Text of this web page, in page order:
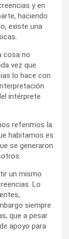
y en
haciendo
existe una
cosa no
vez que
lo hace con
intérprete
referimos la
habitamos es
se generaron
un mismo
Lo
siempre
que a pesar
apoyo para